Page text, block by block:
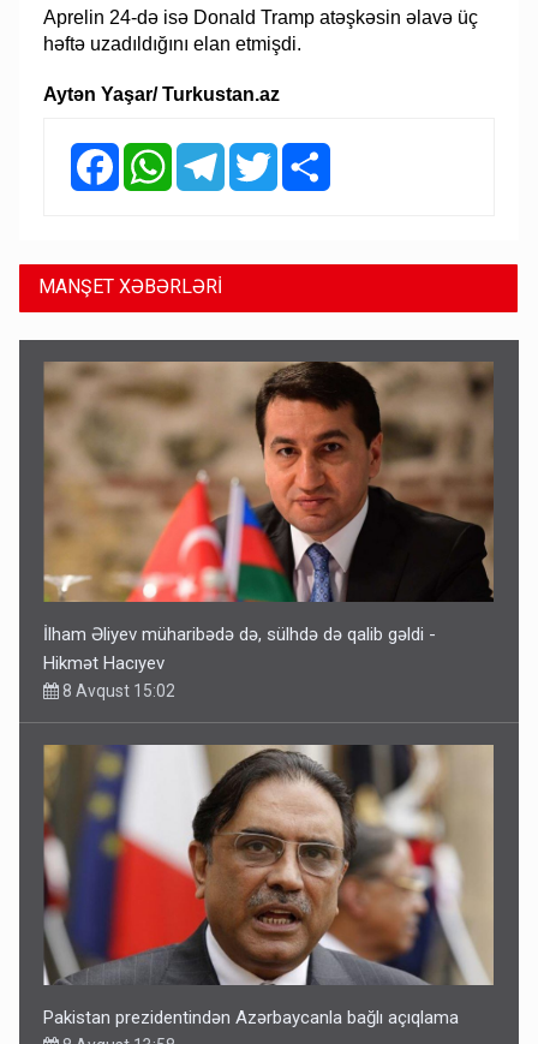
Aprelin 24-də isə Donald Tramp atəşkəsin əlavə üç
həftə uzadıldığını elan etmişdi.
Aytən Yaşar/ Turkustan.az
FacebookWhatsAppTelegramTwitter
MANŞET XƏBƏRLƏRİ
İlham Əliyev müharibədə də, sülhdə də qalib gəldi -
Hikmət Hacıyev
8 Avqust 15:02
Pakistan prezidentindən Azərbaycanla bağlı açıqlama